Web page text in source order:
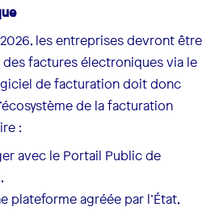
les entreprises devront être
factures électroniques via le
de facturation doit donc
de la facturation
:
avec le Portail Public de
plateforme agréée par l’État,